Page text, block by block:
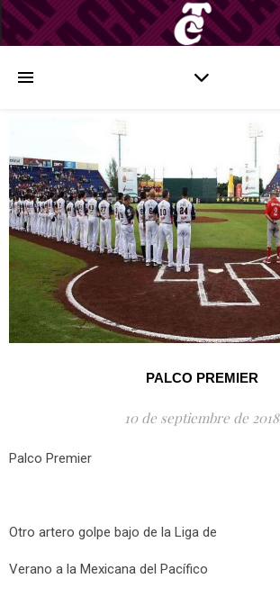
PALCO PREMIER
10 de septiembre de 2018
Palco Premier
Otro artero golpe bajo de la Liga de
Verano a la Mexicana del Pacífico